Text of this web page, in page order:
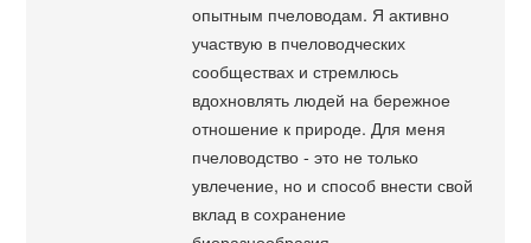
опытным пчеловодам. Я активно
участвую в пчеловодческих
сообществах и стремлюсь
вдохновлять людей на бережное
отношение к природе. Для меня
пчеловодство - это не только
увлечение, но и способ внести свой
вклад в сохранение